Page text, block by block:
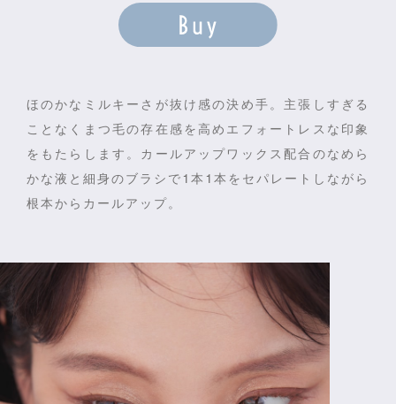
ほのかなミルキーさが抜け感の決め手。主張しすぎる
ことなくまつ毛の存在感を高め エフォートレスな印象
をもたらします。 カールアップワックス配合のなめら
かな液と細身のブラシで1本1本をセパレートしながら
根本からカールアップ。